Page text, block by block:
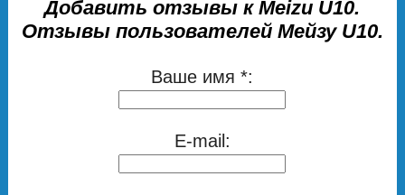
Добавить отзывы к Meizu U10.
Отзывы пользователей Мейзу U10.
Ваше имя *:
E-mail: